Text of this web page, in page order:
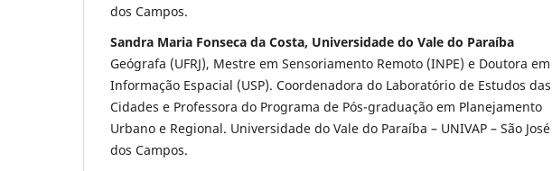
dos Campos.
Sandra Maria Fonseca da Costa, Universidade do Vale do Paraíba
Geógrafa (UFRJ), Mestre em Sensoriamento Remoto (INPE) e Doutora em
Informação Espacial (USP). Coordenadora do Laboratório de Estudos das
Cidades e Professora do Programa de Pós-graduação em Planejamento
Urbano e Regional. Universidade do Vale do Paraíba – UNIVAP – São José
dos Campos.